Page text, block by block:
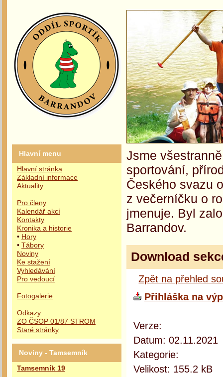
Hlavní menu
Hlavní stránka
Základní informace
Aktuality
Pro členy
Kalendář akcí
Kontakty
Kronika a historie
• Hory
• Tábory
Noviny
Ke stažení
Vyhledávání
Pro vedoucí
Fotogalerie
Odkazy
ZO ČSOP 01/87 STROM
Staré stránky
Noviny - Tamsemník
Tamsemník 19
Jsme
sportování,
Českého svazu
z večerníčku o
jmenuje. Byl
Barrandov.
Download
Zpět na přehled
Přihláška na
Verze:
Datum: 02.11.2021
Kategorie:
Velikost: 155.2 kB